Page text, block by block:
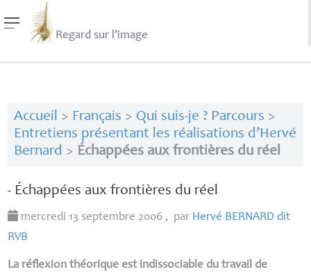
Regard sur l’image
Accueil > Français > Qui suis-je ? Parcours >
Entretiens présentant les réalisations d’Hervé
Bernard > Échappées aux frontières du réel
- Échappées aux frontières du réel
mercredi 13 septembre 2006 , par Hervé BERNARD dit
RVB
La réflexion théorique est indissociable du travail de